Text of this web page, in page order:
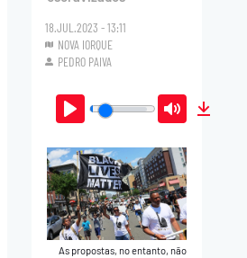
18.JUL.2023 - 13:11
NOVA IORQUE
PEDRO PAIVA
Play Mute
As propostas, no entanto, não